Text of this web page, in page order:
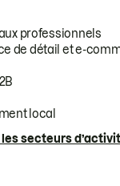
professionnels
de détail et e-
local
secteurs